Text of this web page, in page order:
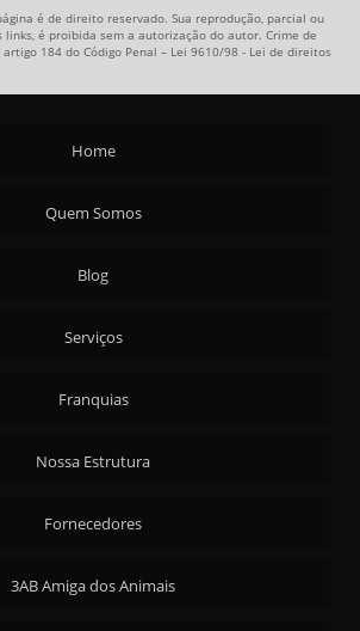
EMPRESAS
PARA INDÚSTRIAS
INDUSTRIAL PARA GRANDES EMPRESAS
DE ALIMENTAÇÃO COLETIVA
é de direito reservado. Sua reprodução, parcial ou
é proibida sem a autorização do autor. Crime de
184 do Código Penal – Lei 9610/98 - Lei de direitos
Home
Quem Somos
Blog
Serviços
Franquias
Nossa Estrutura
Fornecedores
3AB Amiga dos Animais